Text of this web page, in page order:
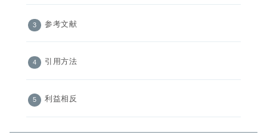
参考文献
引用方法
利益相反